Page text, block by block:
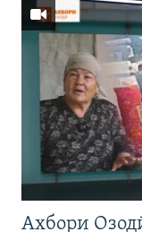
Ахбори